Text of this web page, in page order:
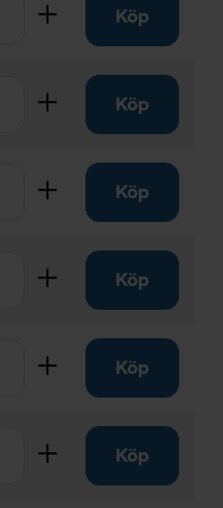
Lägg tillKöp
Lägg tillKöp
Lägg tillKöp
Lägg tillKöp
Lägg tillKöp
Lägg tillKöp